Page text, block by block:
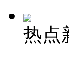
热点